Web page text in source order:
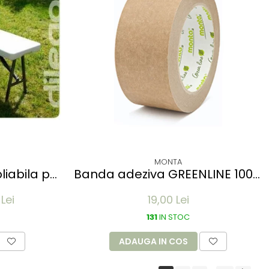
pt
MONTA
Banda adeziva GREENLINE 100%
MONTAPACK 843 - 50mm x
50m - rola
19,00 Lei
131IN STOC
ADAUGA IN COS